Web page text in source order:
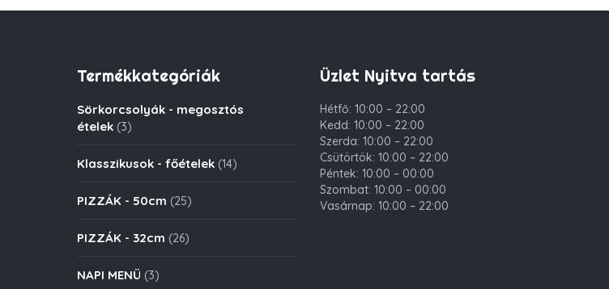
Termékkategóriák
Sörkorcsolyák - megosztós
ételek (3)
Klasszikusok - főételek (14)
PIZZÁK - 50cm (25)
PIZZÁK - 32cm (26)
NAPI MENÜ (3)
Üzlet Nyitva tartás
Hétfő: 10:00 – 22:00
Kedd: 10:00 – 22:00
Szerda: 10:00 – 22:00
Csütörtök: 10:00 – 22:00
Péntek: 10:00 – 00:00
Szombat: 10:00 – 00:00
Vasárnap: 10:00 – 22:00